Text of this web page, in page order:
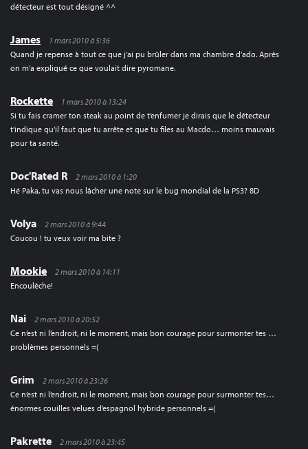
détecteur est tout désigné ^^
James
1 mars 2010 à 5:36
Quand je repense à tout ce que j’ai pu brûler dans ma chambre d’ado. Après
on m’a expliqué ce que voulait dire pyromane.
Rockette
1 mars 2010 à 13:24
Si tu fais cramer ton steak au point de t’enfumer je dirais que le détecteur
t’indique qu’il faut que tu arrête et que tu files au Macdo… moins mauvais
pour ta santé.
Doc'Rated R
2 mars 2010 à 1:20
Hé Paka, tu vas nous lâcher une note sur le bug mondial de la PS3? 8D
Volya
2 mars 2010 à 9:44
Coucou ! tu veux voir ma bite ?
Mookie
2 mars 2010 à 14:11
Encoulèche!
Nai
2 mars 2010 à 20:52
Ce n’est ni l’endroit, ni le moment, mais bon courage pour surmonter tes …
problèmes personnels =(
Grim
2 mars 2010 à 23:26
Ce n’est ni l’endroit, ni le moment, mais bon courage pour surmonter tes…
énormes couilles velues d’espagnol hybride personnels =(
Pakrette
2 mars 2010 à 23:45